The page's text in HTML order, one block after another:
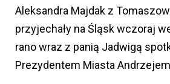
Aleksandra Majdak z
przyjechały na Śląsk wczoraj
rano wraz z panią Jadwigą
Prezydentem Miasta